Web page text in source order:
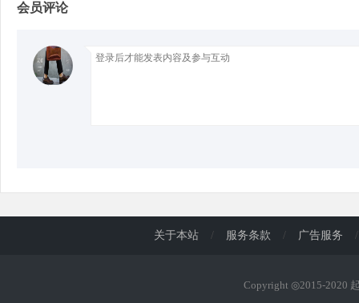
会员评论
关于本站 / 服务条款 / 广告服务 /
Copyright ◎2015-2020